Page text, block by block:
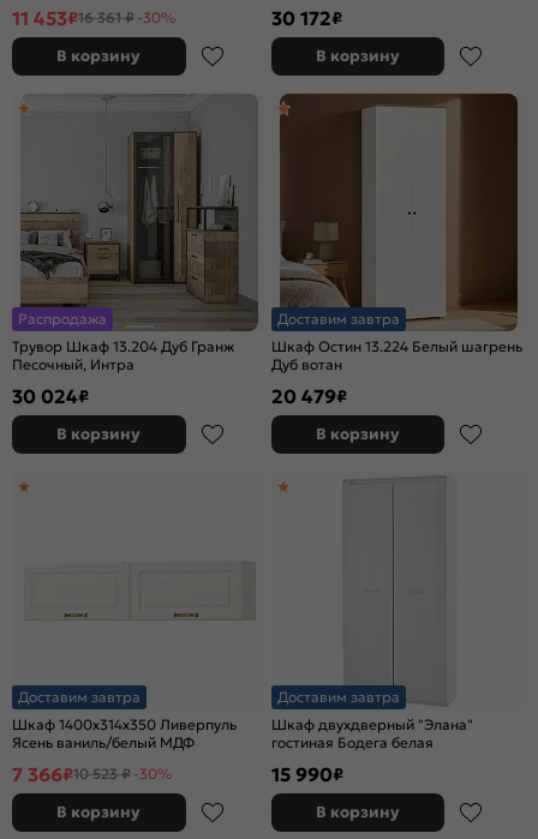
11 453₽16 361 ₽ -30%
В корзину
30 172₽
В корзину
Распродажа
Трувор Шкаф 13.204 Дуб Гранж
Песочный, Интра
30 024₽
В корзину
Доставим завтра
Шкаф Остин 13.224 Белый шагрень
Дуб вотан
20 479₽
В корзину
Доставим завтра
Шкаф 1400x314x350 Ливерпуль
Ясень ваниль/белый МДФ
7 366₽10 523 ₽ -30%
В корзину
Доставим завтра
Шкаф двухдверный "Элана"
гостиная Бодега белая
15 990₽
В корзину